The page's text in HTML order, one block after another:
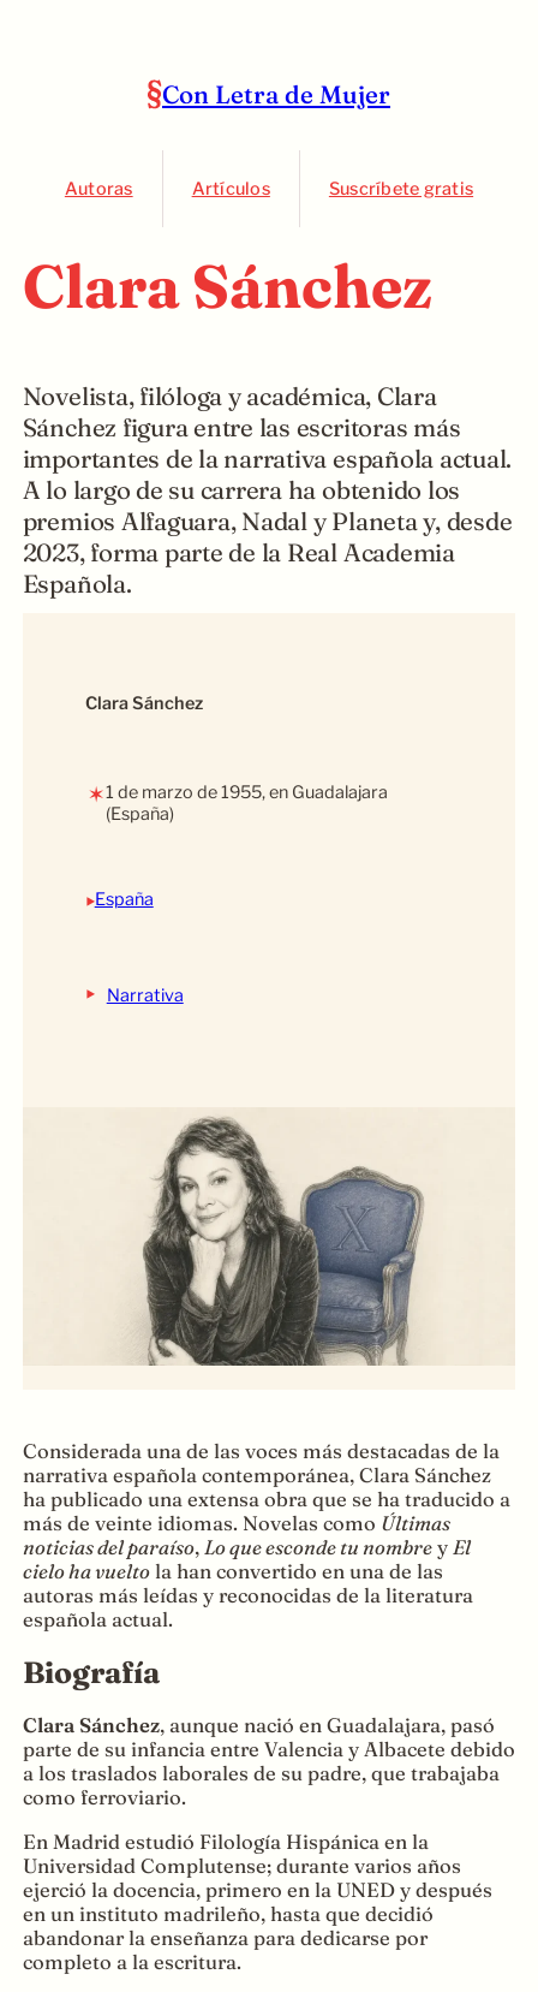
Con Letra de Mujer
Autoras Artículos Suscríbete gratis
Clara Sánchez
Novelista, filóloga y académica, Clara
Sánchez figura entre las escritoras más
importantes de la narrativa española actual.
A lo largo de su carrera ha obtenido los
premios Alfaguara, Nadal y Planeta y, desde
2023, forma parte de la Real Academia
Española.
Clara Sánchez
✶1 de marzo de 1955, en Guadalajara
(España)
‣España
‣ Narrativa
Considerada una de las voces más destacadas de la
narrativa española contemporánea, Clara Sánchez
ha publicado una extensa obra que se ha traducido a
más de veinte idiomas. Novelas como Últimas
noticias del paraíso, Lo que esconde tu nombrey El
cielo ha vueltola han convertido en una de las
autoras más leídas y reconocidas de la literatura
española actual.
Biografía
Clara Sánchez, aunque nació en Guadalajara, pasó
parte de su infancia entre Valencia y Albacete debido
a los traslados laborales de su padre, que trabajaba
como ferroviario.
En Madrid estudió Filología Hispánica en la
Universidad Complutense; durante varios años
ejerció la docencia, primero en la UNED y después
en un instituto madrileño, hasta que decidió
abandonar la enseñanza para dedicarse por
completo a la escritura.